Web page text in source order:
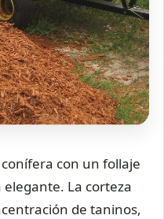
con un follaje
La corteza
de taninos,